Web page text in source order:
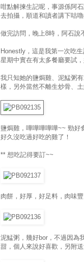
咁點解揀生記呢，事源係阿
去拍攝，順道和讀者講下咕嚕
做完訪問，晚上8時，阿石說
Honestly，這是我第一次吃
星期中實在有太多餐廳要試
我只知她的鹽焗雞、泥鯭粥
樣，另外當然不離生炒骨、
鹽焗雞，嘩嘩嘩嘩嘩~~ 勁好
好久沒吃過好吃的雞了！
** 想吃記得要訂~~
肉餅，好厚，好足料，肉味
泥鯭粥，幾好bor，不過因為
甜，個人來說好喜歡，另附送